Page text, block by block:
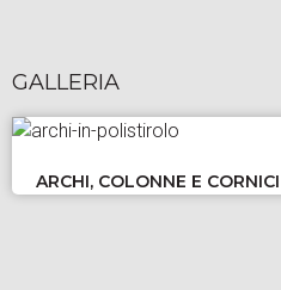
GALLERIA
ARCHI, COLONNE E CORNICI